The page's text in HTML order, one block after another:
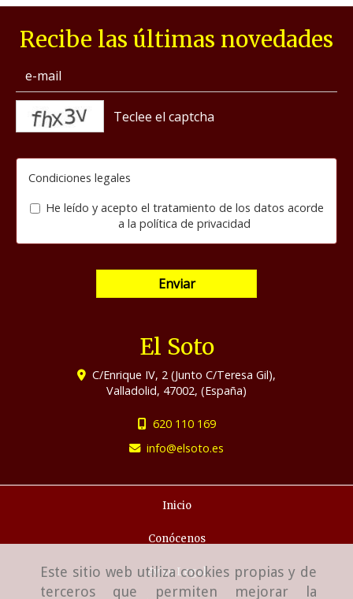
Este sitio web utiliza cookies propias y de
terceros que permiten mejorar la
Recibe las últimas novedades
Condiciones legales
He leído y acepto el tratamiento de los datos acorde
a la política de privacidad
Enviar
El Soto
C/Enrique IV, 2 (Junto C/Teresa Gil),
Valladolid, 47002, (España)
620 110 169
info
elsoto.es
Inicio
Conócenos
Aviso Legal